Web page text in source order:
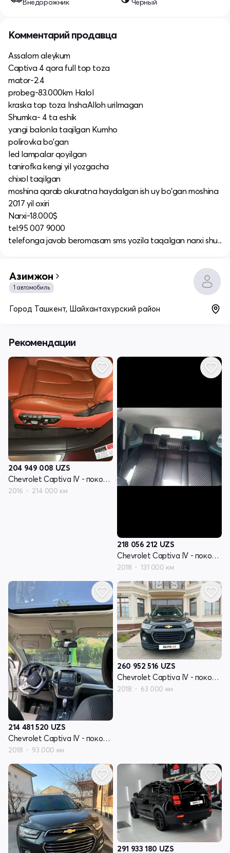
Внедорожник
Черный
Комментарий продавца
Assalom aleykum
Captiva 4 qora full top toza
mator-2.4
probeg-83.000km Halol
kraska top toza InshaAlloh urilmagan
Shumka- 4 ta eshik
yangi balonla taqilgan Kumho
polirovka bo'gan
led lampalar qoyilgan
tanirofka kengi yil yozgacha
chixol taqilgan
moshina qarab akuratna haydalgan ish uy bo'gan moshina
2017 yil oxiri
Narxi-18.000$
tel:95 007 9000
telefonga javob beromasam sms yozila taqalgan narxi shu...
Азимжон
1 автомобиль
Город Ташкент, Шайхантахурский район
Рекомендации
204 949 008 UZS
Chevrolet Captiva IV - поколение
2016 214 000 км
218 056 212 UZS
Chevrolet Captiva IV - поколение
2018 131 000 км
214 481 520 UZS
Chevrolet Captiva IV - поколение
2018 93 000 км
260 952 516 UZS
Chevrolet Captiva IV - поколение
2018 63 000 км
291 933 180 UZS